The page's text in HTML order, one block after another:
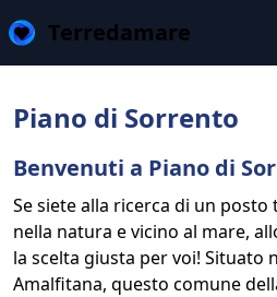
Terredamare
Piano di Sorrento
Benvenuti a Piano di
Se siete alla ricerca di un
nella natura e vicino al mare,
la scelta giusta per voi! Situato
Amalfitana, questo comune